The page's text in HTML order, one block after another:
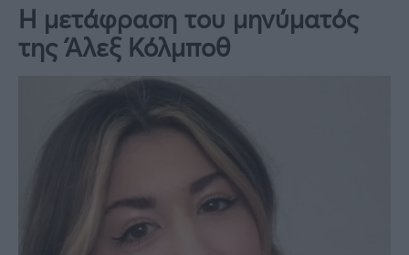
Η μετάφραση του μηνύματός
της Άλεξ Κόλμποθ